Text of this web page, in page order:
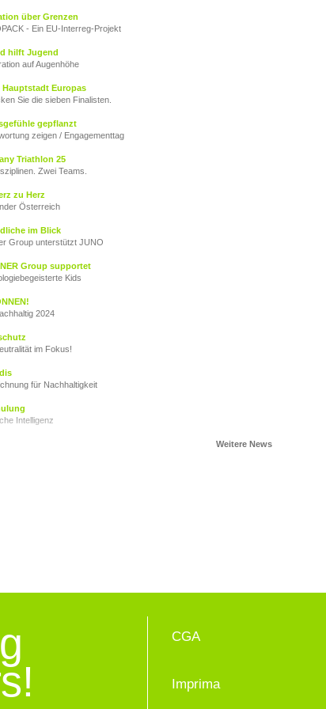
über Grenzen
- Ein EU‑Interreg‑Projekt
hilft Jugend
auf Augenhöhe
Hauptstadt Europas
Sie die sieben Finalisten.
gepflanzt
zeigen / Engagementtag
Triathlon 25
Zwei Teams.
zu Herz
Österreich
im Blick
Group unterstützt JUNO
Group supportet
Kids
2024
im Fokus!
für Nachhaltigkeit
Intelligenz
ist das BESTE, was wir haben!
Goerner, PROPAK Austria
ist eine wirtschaftliche Überlebensfrage
Weihnachten
CGA
Imprima